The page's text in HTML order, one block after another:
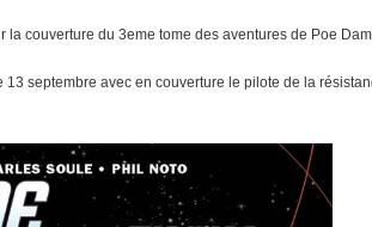
couverture du 3eme tome des aventures de Poe
septembre avec en couverture le pilote de la